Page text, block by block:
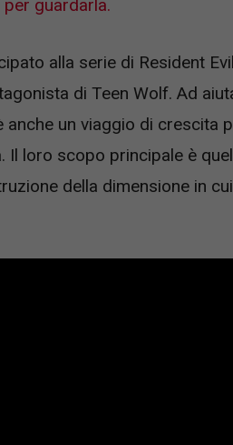
guardarla.
alla serie di Resident
di Teen Wolf. Ad
anche un viaggio di crescita
Il loro scopo principale è
della dimensione in